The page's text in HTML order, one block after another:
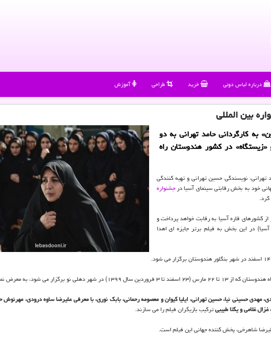
درباره لباس دونی خرید طراحی آموزش
بین المللی
به كارگردانی حامد تهرانی به دو
«زیستگاه» در كشور هندوستان راه
تهرانی، نویسندگی حسین تهرانی و تهیه كنندگی
خود به بخش رقابتی سینمای آسیا درجشنواره
كرد.
جشنواره با ۱۲ فیلم دیگر از كشورهای قاره آسیا به رقابت خواهد پرداخت و
در این بخش به فیلم برتر جایزه ای اهدا
برگزار می شود، به معرض نمایش گذاشته می شود.
مهدی حسینی نیا، حسین تهرانی، ایلیا كیوان و معصومه رحمانی، بابك نوری، با معرفی علیرضا ساوه درودی،
غلامی و یكتا طبیبیتركیب بازیگران فیلم را می سازند.
شاهرخی، پخش كننده جهانی این فیلم است.